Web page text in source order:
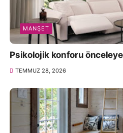
MANŞET
Psikolojik konforu
TEMMUZ 28, 2026